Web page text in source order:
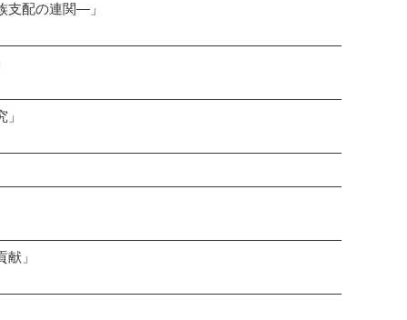
支配の連関―」
」